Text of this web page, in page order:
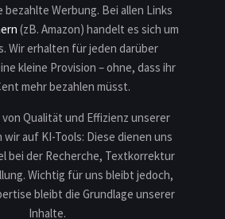
bezahlte Werbung. Bei allen Links
(zB. Amazon) handelt es sich um
Wir erhalten für jeden darüber
kleine Provision – ohne, dass ihr
mehr bezahlen müsst.
Qualität und Effizienz unserer
auf KI-Tools: Diese dienen uns
bei der Recherche, Textkorrektur
Wichtig für uns bleibt jedoch,
bleibt die Grundlage unserer
Inhalte.